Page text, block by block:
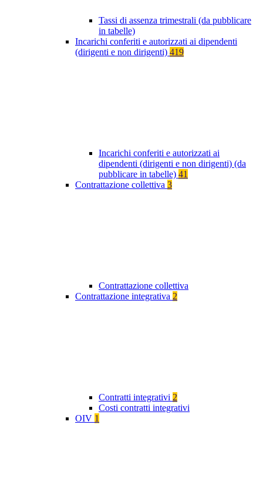
Tassi di assenza trimestrali (da pubblicare
in tabelle)
Incarichi conferiti e autorizzati ai dipendenti
(dirigenti e non dirigenti) 419
Incarichi conferiti e autorizzati ai
dipendenti (dirigenti e non dirigenti) (da
pubblicare in tabelle) 41
Contrattazione collettiva 3
Contrattazione collettiva
Contrattazione integrativa 2
Contratti integrativi 2
Costi contratti integrativi
OIV 1